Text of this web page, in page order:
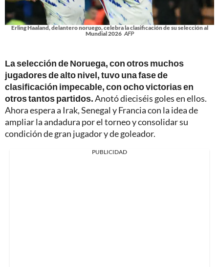
Erling Haaland, delantero noruego, celebra la clasificación de su selección al
Mundial 2026 AFP
La selección de Noruega, con otros muchos
jugadores de alto nivel, tuvo una fase de
clasificación impecable, con ocho victorias en
otros tantos partidos.Anotó dieciséis goles en ellos.
Ahora espera a Irak, Senegal y Francia con la idea de
ampliar la andadura por el torneo y consolidar su
condición de gran jugador y de goleador.
PUBLICIDAD